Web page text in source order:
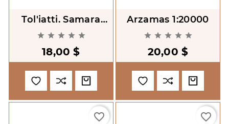
Tol'iatti. Samara
1:15000
    
18,00 $
Arzamas 1:20000
    
20,00 $
favorite_border favorite_border